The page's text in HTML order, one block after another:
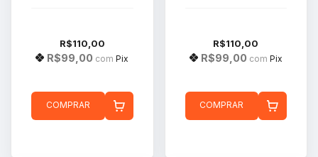
R$110,00
R$99,00 com Pix
COMPRAR
R$110,00
R$99,00 com Pix
COMPRAR